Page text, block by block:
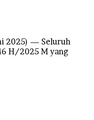
2025) — Seluruh
H/2025 M yang